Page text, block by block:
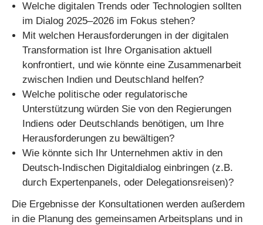
Welche digitalen Trends oder Technologien sollten
im Dialog 2025–2026 im Fokus stehen?
Mit welchen Herausforderungen in der digitalen
Transformation ist Ihre Organisation aktuell
konfrontiert, und wie könnte eine Zusammenarbeit
zwischen Indien und Deutschland helfen?
Welche politische oder regulatorische
Unterstützung würden Sie von den Regierungen
Indiens oder Deutschlands benötigen, um Ihre
Herausforderungen zu bewältigen?
Wie könnte sich Ihr Unternehmen aktiv in den
Deutsch-Indischen Digitaldialog einbringen (z.B.
durch Expertenpanels, oder Delegationsreisen)?
Die Ergebnisse der Konsultationen werden außerdem
in die Planung des gemeinsamen Arbeitsplans und in